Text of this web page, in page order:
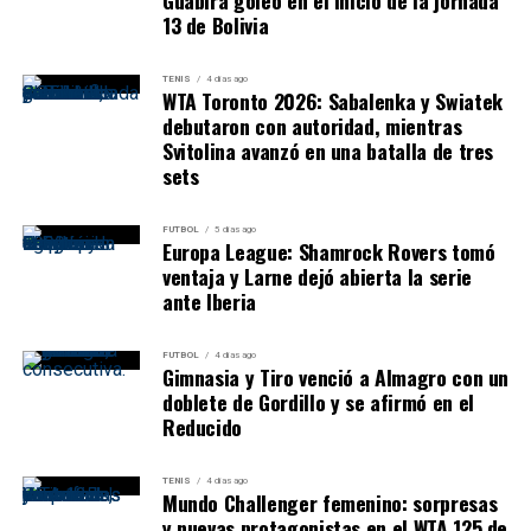
Ilia Simakin vs. Lucas Poullain
La definición enfrentará a dos de los jugadores más
destacados de la semana. Simakin llega después de
responsable de la caída del máximo preclasificado y
viene de una semifinal casi perfecta.
dominante de todo el sábado al perder apenas un juego.
Simakin, en cambio, necesitó sostener la concentración
durante dos parciales extremadamente equilibrados y
resolvió ambos en tie-break.
Lexington todavía no disputó sus
13 de Bolivia
TENIS 4 días ago
WTA Toronto 2026: Sabalenka y Swiatek
debutaron con autoridad, mientras
Svitolina avanzó en una batalla de tres
sets
FUTBOL 5 días ago
Europa League: Shamrock Rovers tomó
ventaja y Larne dejó abierta la serie
ante Iberia
FUTBOL 4 días ago
Gimnasia y Tiro venció a Almagro con un
doblete de Gordillo y se afirmó en el
Reducido
TENIS 4 días ago
Mundo Challenger femenino: sorpresas